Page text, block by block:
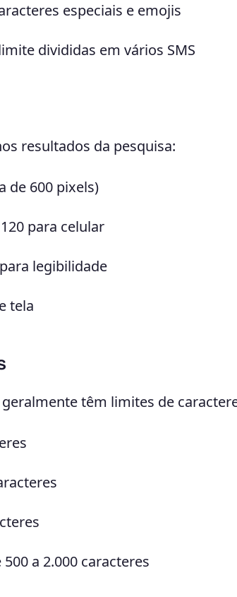
especiais e emojis
divididas em vários SMS
resultados da pesquisa:
de 600 pixels)
para celular
legibilidade
tela
têm limites de
a 2.000 caracteres